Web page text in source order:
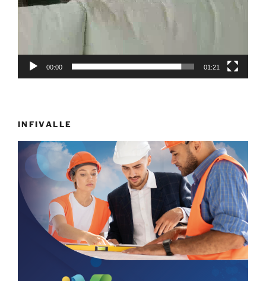
00:00 01:21
INFIVALLE